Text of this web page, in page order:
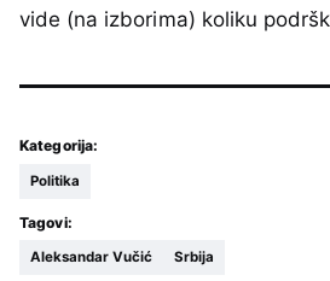
vide (na izborima) koliku
Kategorija:
Politika
Tagovi:
Aleksandar Vučić Srbija